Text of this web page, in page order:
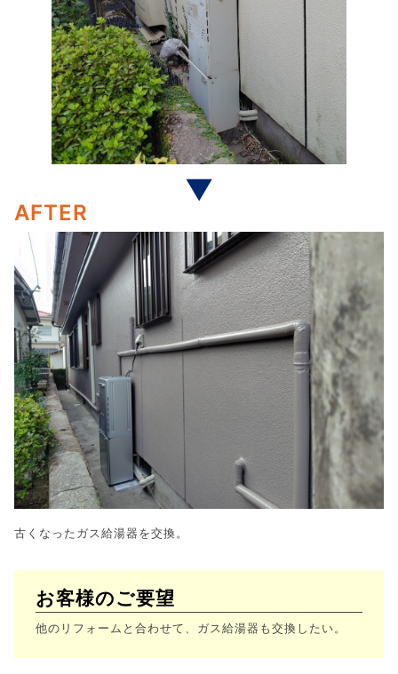
AFTER
古くなったガス給湯器を交換。
お客様のご要望
他のリフォームと合わせて、ガス給湯器も交換したい。